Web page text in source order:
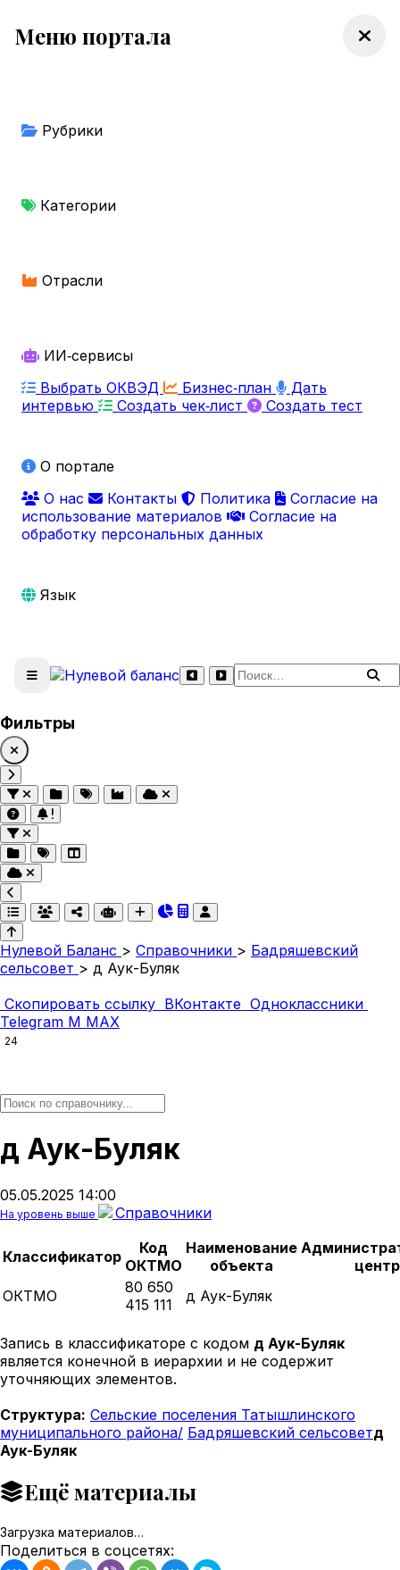
Меню портала
Рубрики
Категории
Отрасли
ИИ‑сервисы
Выбрать ОКВЭД
Бизнес‑план
Дать
интервью
Создать чек‑лист Создать тест
О портале
О нас
Контакты Политика
Согласие на
использование материалов
Согласие на
обработку персональных данных
Язык
Поиск по сайту
Фильтры
Нулевой Баланс > Справочники > Бадряшевский
сельсовет > д Аук-Буляк
Скопировать ссылку ВКонтакте Одноклассники
Telegram M MAX
24
д Аук-Буляк
05.05.2025 14:00
На уровень выше Справочники
Классификатор
Код
ОКТМО
Наименование
объекта
центр
ОКТМО
80 650
415 111
д Аук-Буляк
Запись в классификаторе с кодом д Аук-Буляк
является конечной в иерархии и не содержит
уточняющих элементов.
Структура: Сельские поселения Татышлинского
муниципального района/ Бадряшевский сельсоветд
Аук-Буляк
Ещё материалы
Загрузка материалов…
Поделиться в соцсетях: